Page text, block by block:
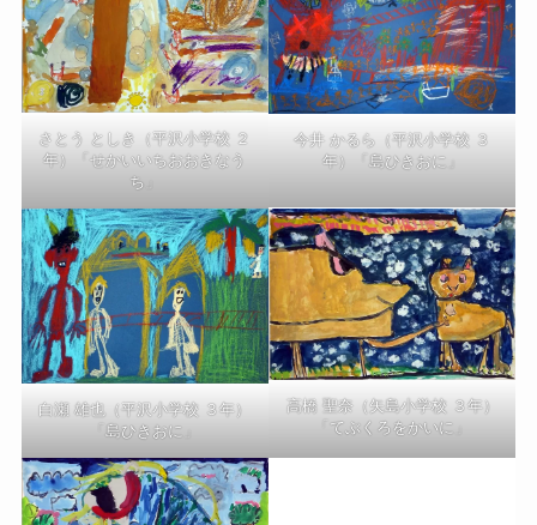
さとう としき（平沢小学校 ２
年）「せかいいちおおきなう
ち」
今井 かるら（平沢小学校 ３
年）「島ひきおに」
白瀬 雄也（平沢小学校 ３年）
「島ひきおに」
高橋 聖奈（矢島小学校 ３年）
「てぶくろをかいに」